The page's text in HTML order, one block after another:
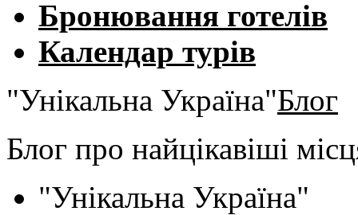
Бронювання готелів
Календар турів
"Унікальна Україна"Блог
Блог про найцікавіші
"Унікальна Україна"